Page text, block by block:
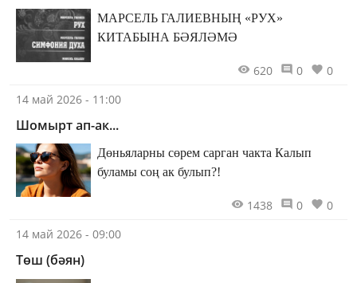
МАРСЕЛЬ ГАЛИЕВНЫҢ «РУХ»
КИТАБЫНА БӘЯЛӘМӘ
620 0
0
14 май 2026 - 11:00
Шомырт ап-ак...
Дөньяларны сөрем сарган чакта Калып
буламы соң ак булып?!
1438 0
0
14 май 2026 - 09:00
Төш (бәян)